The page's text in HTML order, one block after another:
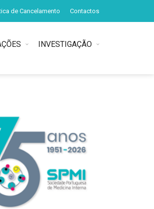
de Cancelamento Contactos
INVESTIGAÇÃO